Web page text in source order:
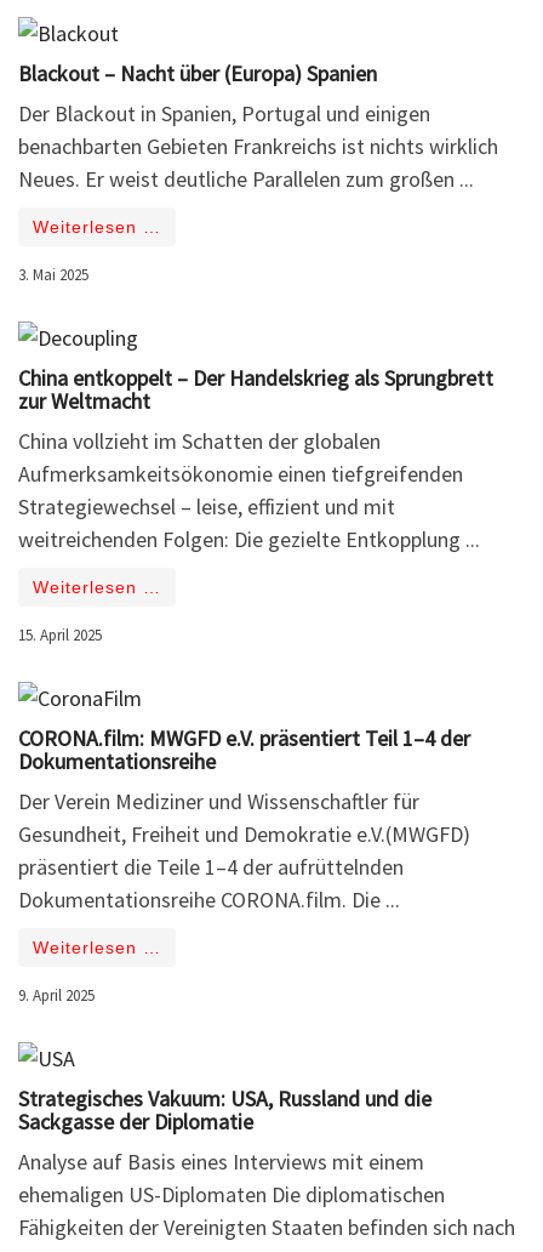
Blackout – Nacht über (Europa) Spanien
Der Blackout in Spanien, Portugal und einigen
benachbarten Gebieten Frankreichs ist nichts wirklich
Neues. Er weist deutliche Parallelen zum großen ...
Weiterlesen …
3. Mai 2025
China entkoppelt – Der Handelskrieg als Sprungbrett
zur Weltmacht
China vollzieht im Schatten der globalen
Aufmerksamkeitsökonomie einen tiefgreifenden
Strategiewechsel – leise, effizient und mit
weitreichenden Folgen: Die gezielte Entkopplung ...
Weiterlesen …
15. April 2025
CORONA.film: MWGFD e.V. präsentiert Teil 1–4 der
Dokumentationsreihe
Der Verein Mediziner und Wissenschaftler für
Gesundheit, Freiheit und Demokratie e.V.(MWGFD)
präsentiert die Teile 1–4 der aufrüttelnden
Dokumentationsreihe CORONA.film. Die ...
Weiterlesen …
9. April 2025
Strategisches Vakuum: USA, Russland und die
Sackgasse der Diplomatie
Analyse auf Basis eines Interviews mit einem
ehemaligen US-Diplomaten Die diplomatischen
Fähigkeiten der Vereinigten Staaten befinden sich nach